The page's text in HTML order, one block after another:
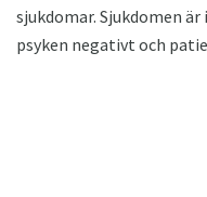
sjukdomar. Sjukdomen
psyken negativt och